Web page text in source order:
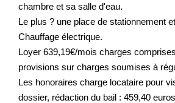
chambre et sa salle d'eau.
Le plus ? une place de stationnement
Chauffage électrique.
Loyer 639,19€/mois charges
provisions sur charges soumises à
Les honoraires charge locataire pour
dossier, rédaction du bail : 459,40 euros